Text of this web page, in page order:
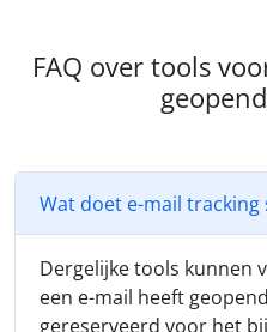
FAQ over tools
Wat doet e-mail tracking
Dergelijke tools kunnen
een e-mail heeft
gereserveerd voor het